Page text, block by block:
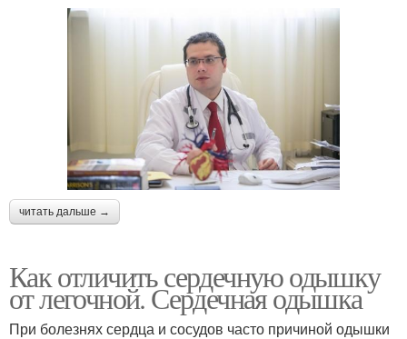
читать дальше →
Как отличить сердечную одышку
от легочной. Сердечная одышка
При болезнях сердца и сосудов часто причиной одышки